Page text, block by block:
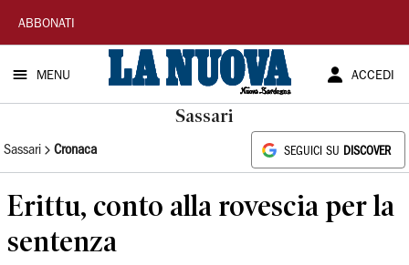
La
Nuova
Sardegna
ABBONATI
MENU ACCEDI
Sassari
Sassari Cronaca SEGUICI SU DISCOVER
Erittu, conto alla rovescia per la
sentenza